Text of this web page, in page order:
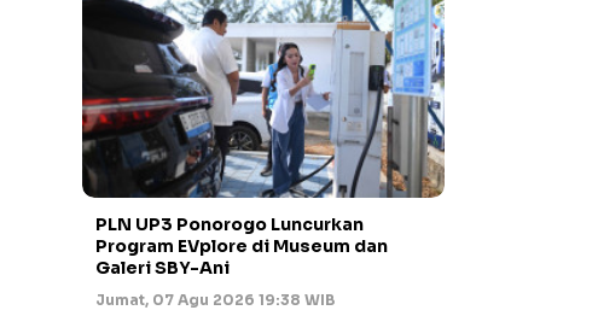
PLN UP3 Ponorogo Luncurkan
Program EVplore di Museum dan
Galeri SBY-Ani
Jumat, 07 Agu 2026 19:38 WIB